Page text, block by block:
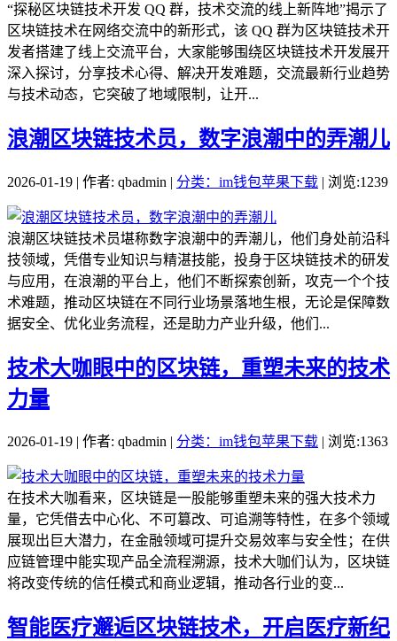
“探秘区块链技术开发 QQ 群，技术交流的线上新阵地”揭示了
区块链技术在网络交流中的新形式，该 QQ 群为区块链技术开
发者搭建了线上交流平台，大家能够围绕区块链技术开发展开
深入探讨，分享技术心得、解决开发难题，交流最新行业趋势
与技术动态，它突破了地域限制，让开...
浪潮区块链技术员，数字浪潮中的弄潮儿
2026-01-19 | 作者: qbadmin | 分类：im钱包苹果下载 | 浏览:1239
浪潮区块链技术员堪称数字浪潮中的弄潮儿，他们身处前沿科
技领域，凭借专业知识与精湛技能，投身于区块链技术的研发
与应用，在浪潮的平台上，他们不断探索创新，攻克一个个技
术难题，推动区块链在不同行业场景落地生根，无论是保障数
据安全、优化业务流程，还是助力产业升级，他们...
技术大咖眼中的区块链，重塑未来的技术
力量
2026-01-19 | 作者: qbadmin | 分类：im钱包苹果下载 | 浏览:1363
在技术大咖看来，区块链是一股能够重塑未来的强大技术力
量，它凭借去中心化、不可篡改、可追溯等特性，在多个领域
展现出巨大潜力，在金融领域可提升交易效率与安全性；在供
应链管理中能实现产品全流程溯源，技术大咖们认为，区块链
将改变传统的信任模式和商业逻辑，推动各行业的变...
智能医疗邂逅区块链技术，开启医疗新纪